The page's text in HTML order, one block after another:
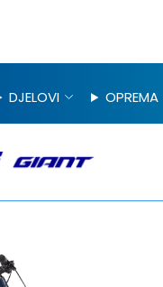
DJELOVI OPREMA